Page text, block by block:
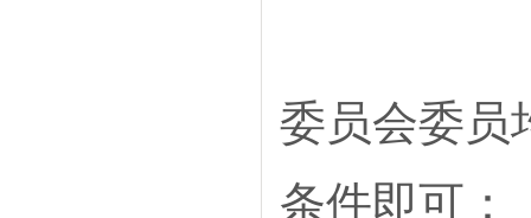
委员会委员
条件即可：